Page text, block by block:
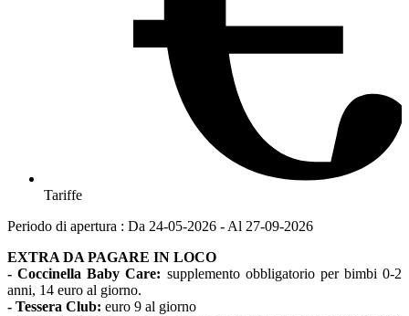
Tariffe
Periodo di apertura : Da 24-05-2026 - Al 27-09-2026
EXTRA DA PAGARE IN LOCO
- Coccinella Baby Care: supplemento obbligatorio per bimbi 0-2
anni, 14 euro al giorno.
- Tessera Club: euro 9 al giorno